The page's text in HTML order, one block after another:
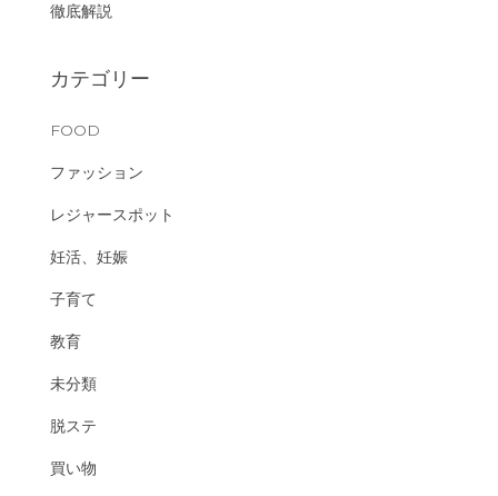
徹底解説
カテゴリー
FOOD
ファッション
レジャースポット
妊活、妊娠
子育て
教育
未分類
脱ステ
買い物